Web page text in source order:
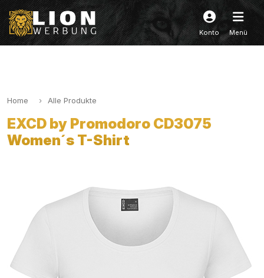
Konto Menü
Home Alle Produkte
EXCD by Promodoro CD3075
Women´s T-Shirt